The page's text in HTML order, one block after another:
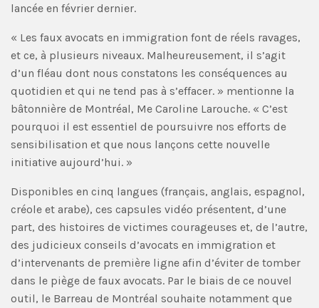
lancée en février dernier.
« Les faux avocats en immigration font de réels ravages,
et ce, à plusieurs niveaux. Malheureusement, il s’agit
d’un fléau dont nous constatons les conséquences au
quotidien et qui ne tend pas à s’effacer. » mentionne la
bâtonnière de Montréal, Me Caroline Larouche. « C’est
pourquoi il est essentiel de poursuivre nos efforts de
sensibilisation et que nous lançons cette nouvelle
initiative aujourd’hui. »
Disponibles en cinq langues (français, anglais, espagnol,
créole et arabe), ces capsules vidéo présentent, d’une
part, des histoires de victimes courageuses et, de l’autre,
des judicieux conseils d’avocats en immigration et
d’intervenants de première ligne afin d’éviter de tomber
dans le piège de faux avocats. Par le biais de ce nouvel
outil, le Barreau de Montréal souhaite notamment que